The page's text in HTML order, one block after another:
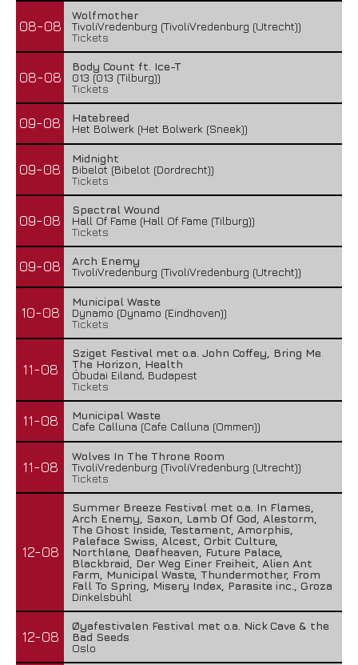
08-08
Wolfmother
TivoliVredenburg (TivoliVredenburg (Utrecht))
Tickets
08-08
Body Count ft. Ice-T
013 (013 (Tilburg))
Tickets
09-08
Hatebreed
Het Bolwerk (Het Bolwerk (Sneek))
09-08
Midnight
Bibelot (Bibelot (Dordrecht))
Tickets
09-08
Spectral Wound
Hall Of Fame (Hall Of Fame (Tilburg))
Tickets
09-08
Arch Enemy
TivoliVredenburg (TivoliVredenburg (Utrecht))
10-08
Municipal Waste
Dynamo (Dynamo (Eindhoven))
Tickets
11-08
Sziget Festival met o.a. John Coffey, Bring Me
The Horizon, Health
Óbudai Eiland, Budapest
Tickets
11-08
Municipal Waste
Cafe Calluna (Cafe Calluna (Ommen))
11-08
Wolves In The Throne Room
TivoliVredenburg (TivoliVredenburg (Utrecht))
Tickets
12-08
Summer Breeze Festival met o.a. In Flames,
Arch Enemy, Saxon, Lamb Of God, Alestorm,
The Ghost Inside, Testament, Amorphis,
Paleface Swiss, Alcest, Orbit Culture,
Northlane, Deafheaven, Future Palace,
Blackbraid, Der Weg Einer Freiheit, Alien Ant
Farm, Municipal Waste, Thundermother, From
Fall To Spring, Misery Index, Parasite inc., Groza
Dinkelsbühl
12-08
Øyafestivalen Festival met o.a. Nick Cave & the
Bad Seeds
Oslo